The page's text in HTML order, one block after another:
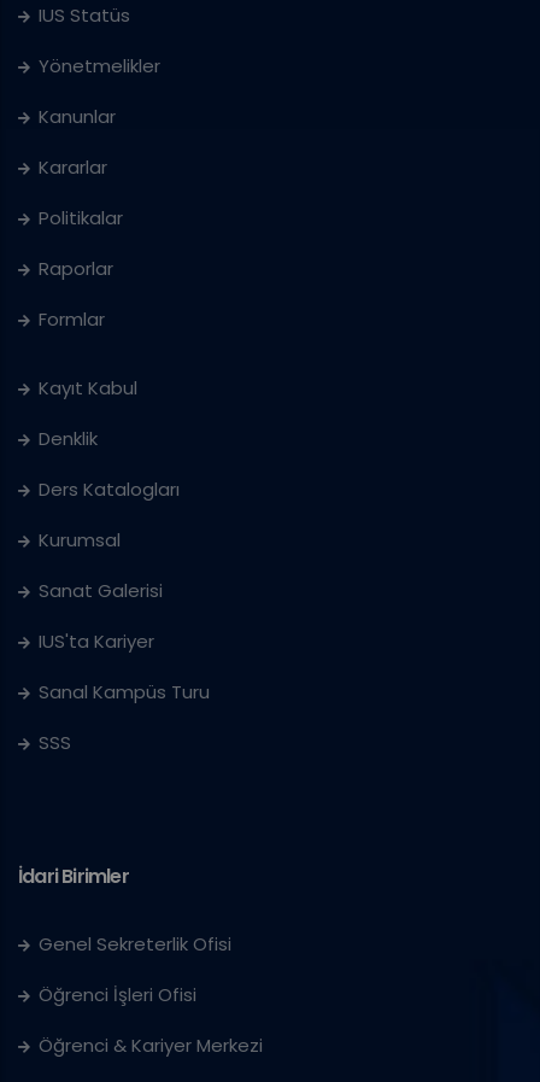
IUS Statüs
Yönetmelikler
Kanunlar
Kararlar
Politikalar
Raporlar
Formlar
Kayıt Kabul
Denklik
Ders Katalogları
Kurumsal
Sanat Galerisi
IUS'ta Kariyer
Sanal Kampüs Turu
SSS
İdari Birimler
Genel Sekreterlik Ofisi
Öğrenci İşleri Ofisi
Öğrenci & Kariyer Merkezi